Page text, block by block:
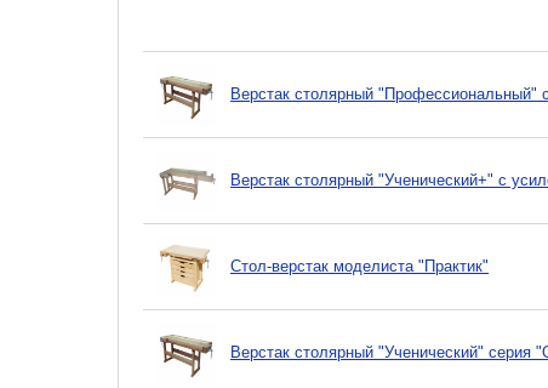
Верстак столярный "Профессиональный"
Верстак столярный "Ученический+" с
Стол-верстак моделиста "Практик"
Верстак столярный "Ученический" серия